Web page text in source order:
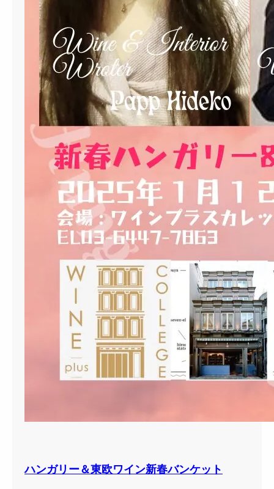
ハンガリー＆東欧ワイン新春バンケット